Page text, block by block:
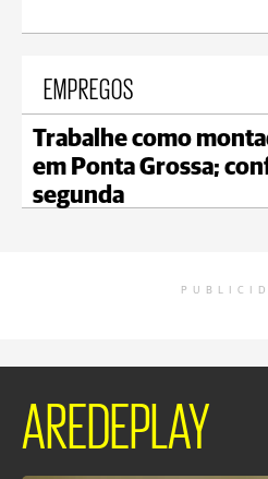
EMPREGOS
Trabalhe como
em Ponta Grossa;
segunda
AREDEPLAY